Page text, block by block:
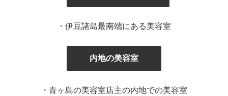
・伊豆諸島最南端にある美容室
内地の美容室
・青ヶ島の美容室店主の内地での美容室